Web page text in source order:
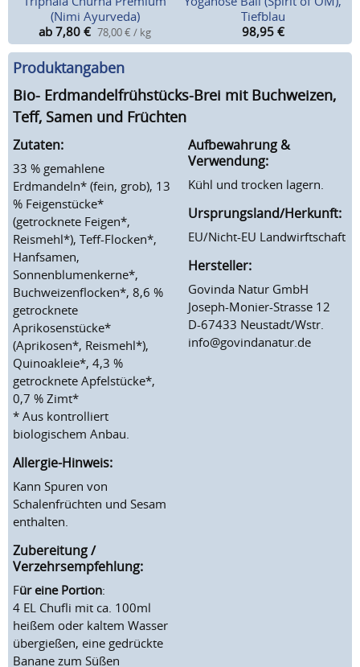
(Nimi Ayurveda)
ab 7,80 € 78,00 € / kg
Tiefblau
98,95 €
Produktangaben
Bio- Erdmandelfrühstücks-Brei mit Buchweizen,
Teff, Samen und Früchten
Zutaten:
33 % gemahlene
Erdmandeln* (fein, grob), 13
% Feigenstücke*
(getrocknete Feigen*,
Reismehl*), Teff-Flocken*,
Hanfsamen,
Sonnenblumenkerne*,
Buchweizenflocken*, 8,6 %
getrocknete
Aprikosenstücke*
(Aprikosen*, Reismehl*),
Quinoakleie*, 4,3 %
getrocknete Apfelstücke*,
0,7 % Zimt*
* Aus kontrolliert
biologischem Anbau.
Allergie-Hinweis:
Kann Spuren von
Schalenfrüchten und Sesam
enthalten.
Zubereitung /
Verzehrsempfehlung:
Für eine Portion:
4 EL Chufli mit ca. 100ml
heißem oder kaltem Wasser
übergießen, eine gedrückte
Banane zum Süßen
Aufbewahrung &
Verwendung:
Kühl und trocken lagern.
Ursprungsland/Herkunft:
EU/Nicht-EU Landwirftschaft
Hersteller:
Govinda Natur GmbH
Joseph-Monier-Strasse 12
D-67433 Neustadt/Wstr.
info@govindanatur.de